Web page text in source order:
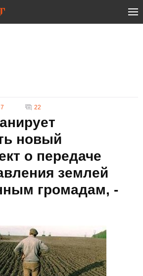
22
новый
о передаче
землей
громадам, -